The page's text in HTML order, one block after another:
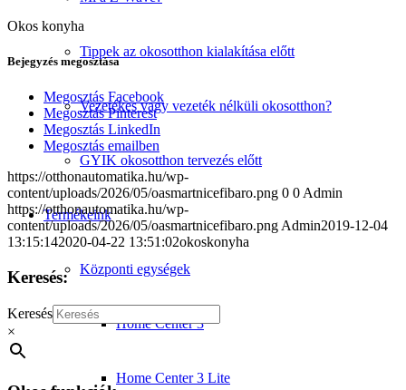
Tippek az okosotthon kialakítása előtt
Vezetékes vagy vezeték nélküli okosotthon?
GYIK okosotthon tervezés előtt
Termékeink
Központi egységek
Home Center 3
Home Center 3 Lite
Okos konyha
Bejegyzés megosztása
Megosztás Facebook
Megosztás Pinterest
Megosztás LinkedIn
Megosztás emailben
https://otthonautomatika.hu/wp-
content/uploads/2026/05/oasmartnicefibaro.png 0 0 Admin
https://otthonautomatika.hu/wp-
content/uploads/2026/05/oasmartnicefibaro.png Admin2019-12-04
13:15:142020-04-22 13:51:02okoskonyha
Keresés:
Keresés
×